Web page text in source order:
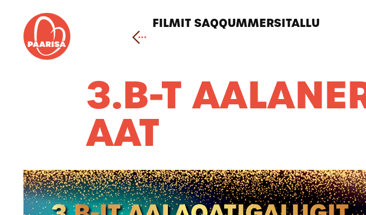
forsiden
FILMIT SAQQUMMERSITALLU
3.B-T
AAT